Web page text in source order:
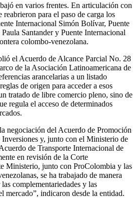
en varios frentes. En articulación con
reabrieron para el paso de carga los
Internacional Simón Bolívar, Puente
Santander y Puente Internacional
colombo-venezolana.
el Acuerdo de Alcance Parcial No. 28
de la Asociación Latinoamericana de
arancelarias a un listado
de origen para acceder a esos
tratado de libre comercio pleno, sino de
regula el acceso de determinados
negociación del Acuerdo de Promoción
y, junto con el Ministerio de
de Transporte Internacional de
en revisión de la Corte
Ministerio, junto con ProColombia y las
se ha trabajado de manera
complementariedades y las
mercado”, indicaron desde la entidad.